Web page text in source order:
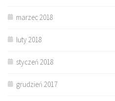
marzec 2018
luty 2018
styczeń 2018
grudzień 2017